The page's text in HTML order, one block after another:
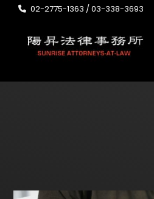
02-2775-1363 / 03-338-3693